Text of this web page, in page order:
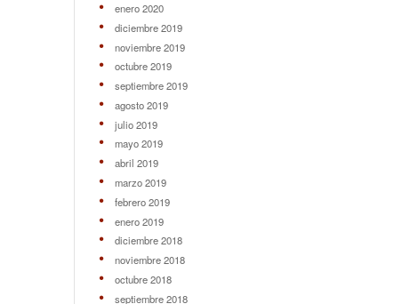
enero 2020
diciembre 2019
noviembre 2019
octubre 2019
septiembre 2019
agosto 2019
julio 2019
mayo 2019
abril 2019
marzo 2019
febrero 2019
enero 2019
diciembre 2018
noviembre 2018
octubre 2018
septiembre 2018